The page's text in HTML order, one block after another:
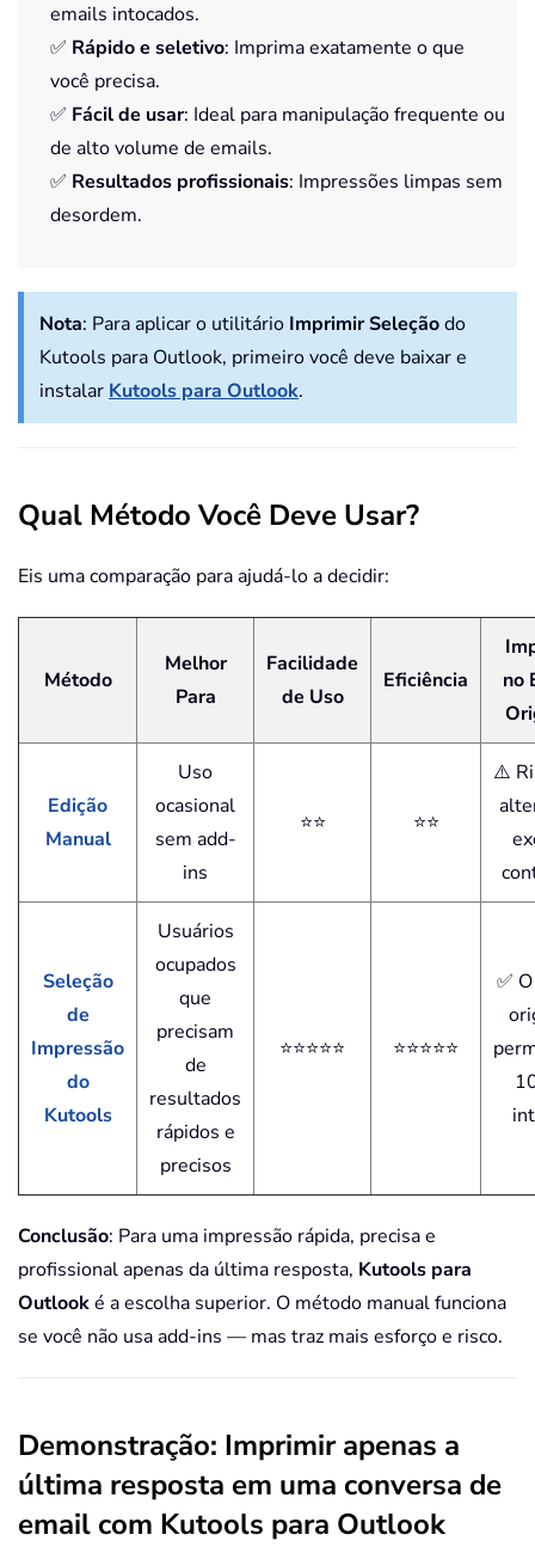
emails intocados.
✅ Rápido e seletivo: Imprima exatamente o que
você precisa.
✅ Fácil de usar: Ideal para manipulação frequente ou
de alto volume de emails.
✅ Resultados profissionais: Impressões limpas sem
desordem.
Nota: Para aplicar o utilitário Imprimir Seleçãodo
Kutools para Outlook, primeiro você deve baixar e
instalar Kutools para Outlook.
Qual Método Você Deve Usar?
Eis uma comparação para ajudá-lo a decidir:
Método
Melhor
Para
Facilidade
de Uso
Eficiência
no
Edição
Manual
Uso
ocasional
sem add-
ins
⭐⭐ ⭐⭐
⚠️
Seleção
de
Impressão
do
Kutools
Usuários
ocupados
que
precisam
de
resultados
rápidos e
precisos
⭐⭐⭐⭐⭐ ⭐⭐⭐⭐⭐
✅
Conclusão: Para uma impressão rápida, precisa e
profissional apenas da última resposta, Kutools para
Outlooké a escolha superior. O método manual funciona
se você não usa add-ins — mas traz mais esforço e risco.
Demonstração: Imprimir apenas a
última resposta em uma conversa de
email com Kutools para Outlook